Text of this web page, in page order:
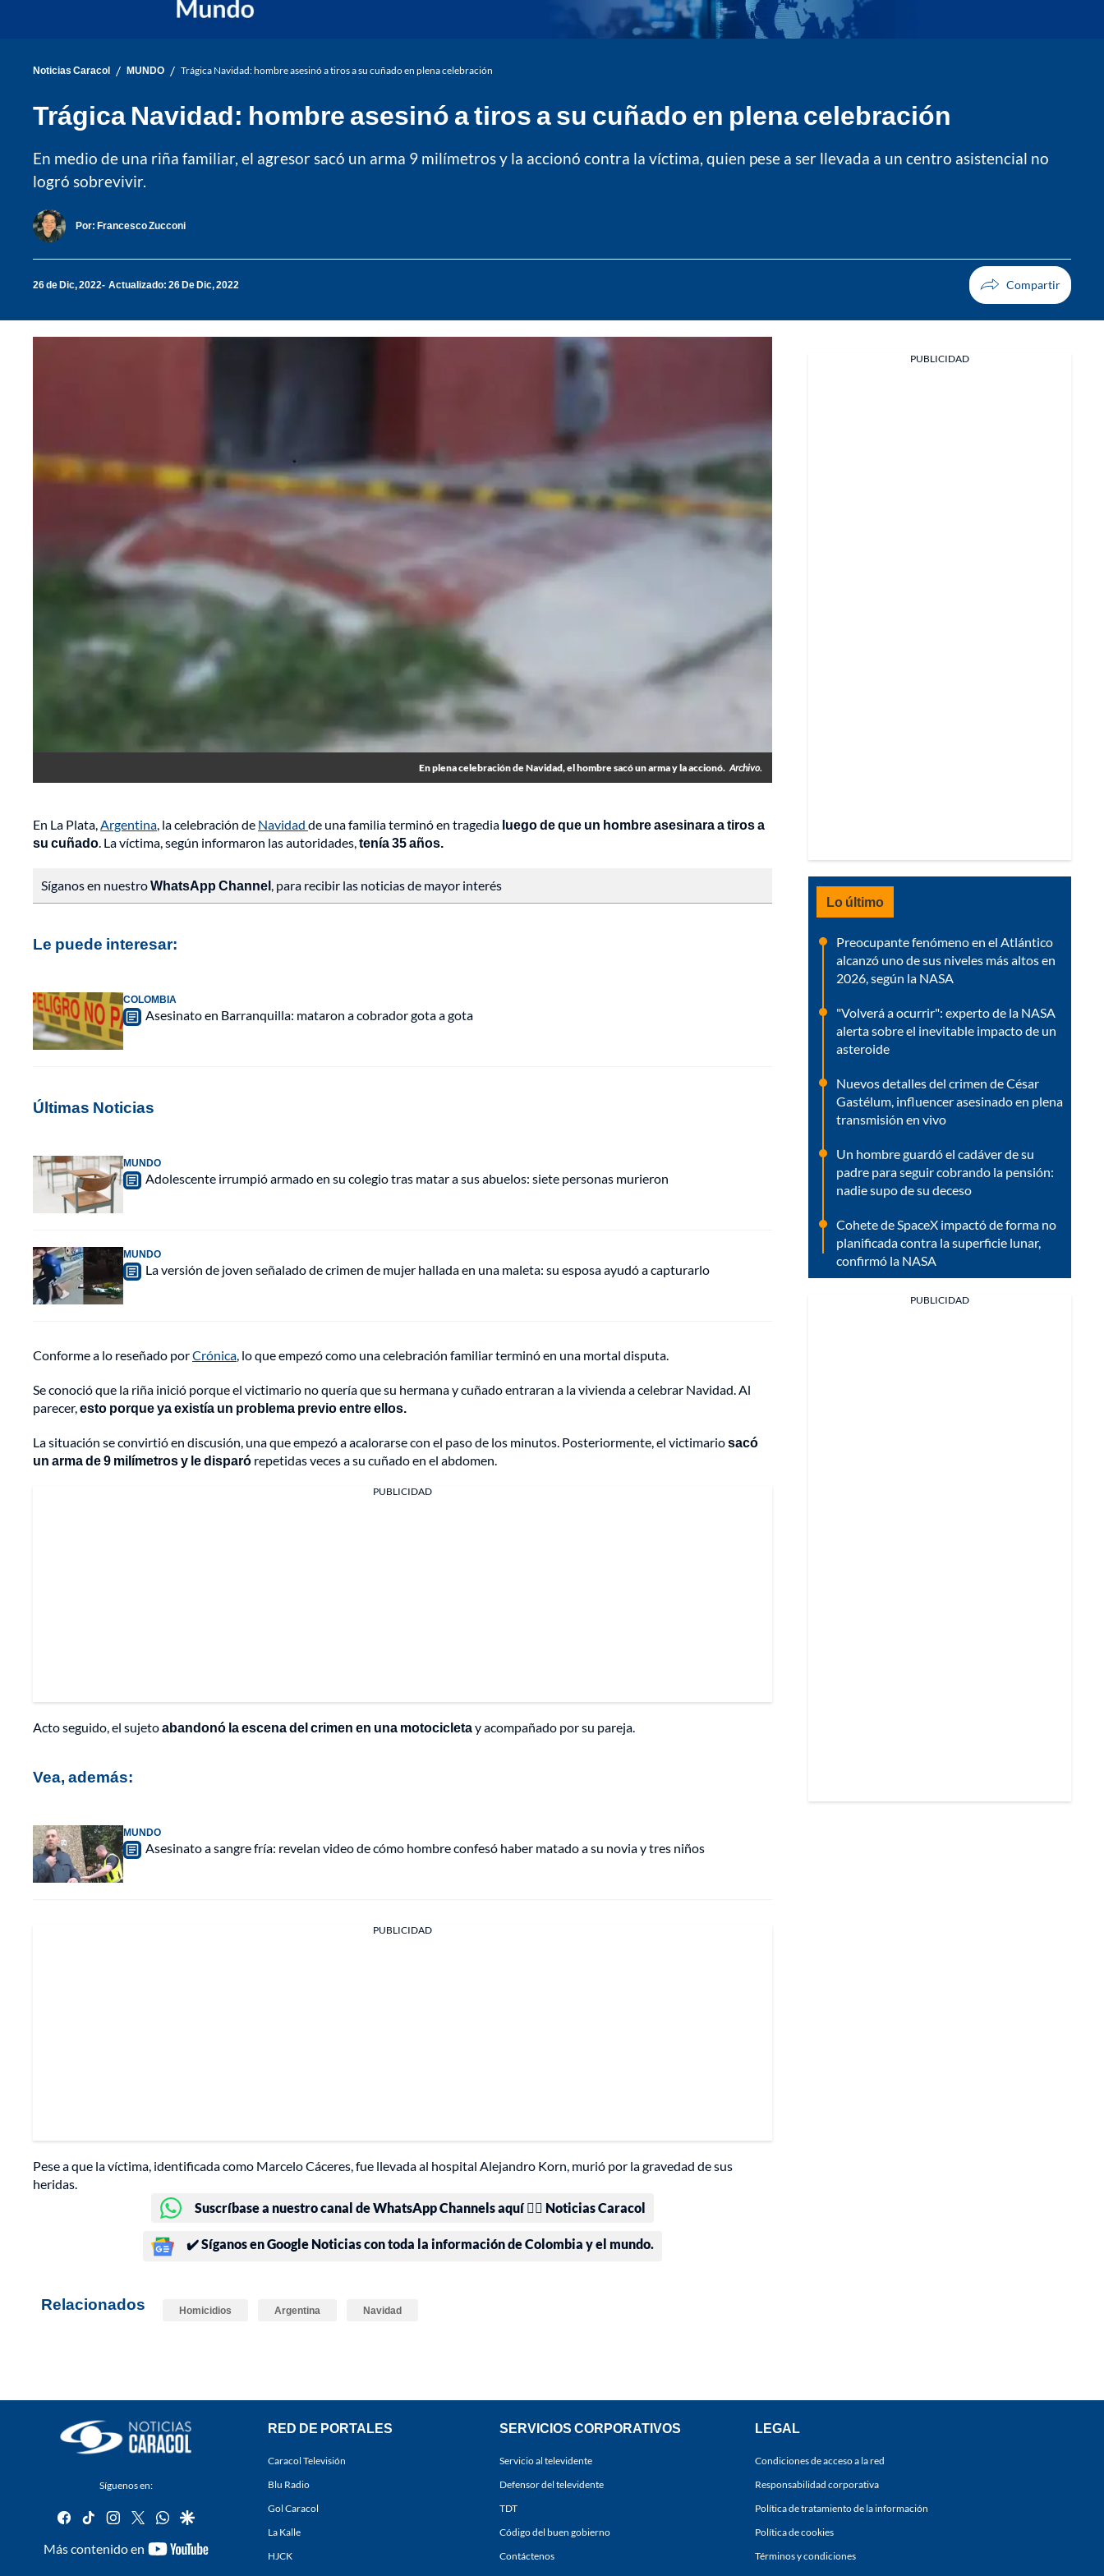
Noticias Caracol / MUNDO / Trágica Navidad: hombre asesinó a tiros a su cuñado en plena celebración
Trágica Navidad: hombre asesinó a tiros a su cuñado en plena celebración
En medio de una riña familiar, el agresor sacó un arma 9 milímetros y la accionó contra la víctima, quien pese a ser llevada a un centro asistencial no
logró sobrevivir.
Por: Francesco Zucconi
26 de Dic, 2022 Actualizado: 26 De Dic, 2022
En plena celebración de Navidad, el hombre sacó un arma y la accionó. Archivo.
En La Plata,Argentina, la celebración de Navidad de una familia terminó en tragedia luego de que un hombre asesinara a tiros a
su cuñado. La víctima, según informaron las autoridades,tenía 35 años.
Síganos en nuestroWhatsApp Channel, para recibir las noticias de mayor interés
Le puede interesar:
COLOMBIA
Asesinato en Barranquilla: mataron a cobrador gota a gota
Últimas Noticias
MUNDO
Adolescente irrumpió armado en su colegio tras matar a sus abuelos: siete personas murieron
MUNDO
La versión de joven señalado de crimen de mujer hallada en una maleta: su esposa ayudó a capturarlo
Conforme a lo reseñado porCrónica, lo que empezó como una celebración familiar terminó en una mortal disputa.
Se conoció que la riña inició porque el victimario no quería que su hermana y cuñado entraran a la vivienda a celebrar Navidad. Al
parecer,esto porque ya existía un problema previo entre ellos.
La situación se convirtió en discusión, una que empezó a acalorarse con el paso de los minutos. Posteriormente, el victimariosacó
un arma de 9 milímetros y le disparó repetidas veces a su cuñado en el abdomen.
PUBLICIDAD
Acto seguido, el sujetoabandonó la escena del crimen en una motocicletay acompañado por su pareja.
Vea, además:
MUNDO
Asesinato a sangre fría: revelan video de cómo hombre confesó haber matado a su novia y tres niños
PUBLICIDAD
Pese a que la víctima, identificada como Marcelo Cáceres, fue llevada al hospital Alejandro Korn, murió por la gravedad de sus
heridas.
Suscríbase a nuestro canal de WhatsApp Channels aquí 👉🏻 Noticias Caracol
✔️ Síganos en Google Noticias con toda la información de Colombia y el mundo.
Relacionados Homicidios Argentina Navidad
PUBLICIDAD
Lo último
Preocupante fenómeno en el Atlántico
alcanzó uno de sus niveles más altos en
2026, según la NASA
"Volverá a ocurrir": experto de la NASA
alerta sobre el inevitable impacto de un
asteroide
Nuevos detalles del crimen de César
Gastélum, influencer asesinado en plena
transmisión en vivo
Un hombre guardó el cadáver de su
padre para seguir cobrando la pensión:
nadie supo de su deceso
Cohete de SpaceX impactó de forma no
planificada contra la superficie lunar,
confirmó la NASA
PUBLICIDAD
Síguenos en:
facebook
tiktok instagram
twitterwhatsapp
google
Más contenido en
youtube-
RED DE PORTALES
Caracol Televisión
Blu Radio
Gol Caracol
La Kalle
HJCK
SERVICIOS CORPORATIVOS
Servicio al televidente
Defensor del televidente
TDT
Código del buen gobierno
Contáctenos
LEGAL
Condiciones de acceso a la red
Responsabilidad corporativa
Política de tratamiento de la información
Política de cookies
Términos y condiciones